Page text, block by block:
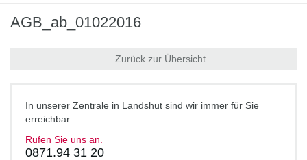
AGB_ab_01022016
Zurück zur Übersicht
In unserer Zentrale in Landshut sind wir immer für Sie
erreichbar.
Rufen Sie uns an.
0871.94 31 20